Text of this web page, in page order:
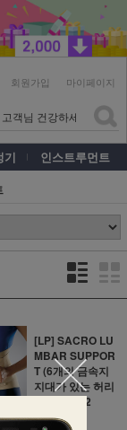
회원가입 마이페이지
기 인스트루먼트
[LP] SACRO LU
MBAR SUPPOR
T (6개의 금속지
지대가 있는 허리
서포트) 902
95,000원